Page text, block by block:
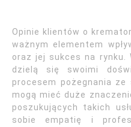
Opinie klientów o
ważnym elementem
oraz jej sukces na rynku.
dzielą się swoimi
procesem pożegnania
mogą mieć duże
poszukujących takich
sobie empatię i